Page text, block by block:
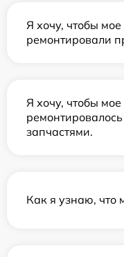
Я хочу, чтобы мое
ремонтировали
Я хочу, чтобы
запчастями.
Как я узнаю, что